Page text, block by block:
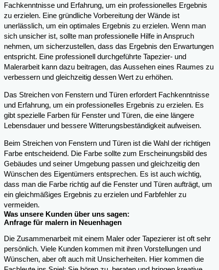
Fachkenntnisse und Erfahrung, um ein professionelles Ergebnis
zu erzielen. Eine gründliche Vorbereitung der Wände ist
unerlässlich, um ein optimales Ergebnis zu erzielen. Wenn man
sich unsicher ist, sollte man professionelle Hilfe in Anspruch
nehmen, um sicherzustellen, dass das Ergebnis den Erwartungen
entspricht. Eine professionell durchgeführte Tapezier- und
Malerarbeit kann dazu beitragen, das Aussehen eines Raumes zu
verbessern und gleichzeitig dessen Wert zu erhöhen.
Das Streichen von Fenstern und Türen erfordert Fachkenntnisse
und Erfahrung, um ein professionelles Ergebnis zu erzielen. Es
gibt spezielle Farben für Fenster und Türen, die eine längere
Lebensdauer und bessere Witterungsbeständigkeit aufweisen.
Beim Streichen von Fenstern und Türen ist die Wahl der richtigen
Farbe entscheidend. Die Farbe sollte zum Erscheinungsbild des
Gebäudes und seiner Umgebung passen und gleichzeitig den
Wünschen des Eigentümers entsprechen. Es ist auch wichtig,
dass man die Farbe richtig auf die Fenster und Türen aufträgt, um
ein gleichmäßiges Ergebnis zu erzielen und Farbfehler zu
vermeiden.
Was unsere Kunden über uns sagen:
Anfrage für malern in Neuenhagen
Die Zusammenarbeit mit einem Maler oder Tapezierer ist oft sehr
persönlich. Viele Kunden kommen mit ihren Vorstellungen und
Wünschen, aber oft auch mit Unsicherheiten. Hier kommen die